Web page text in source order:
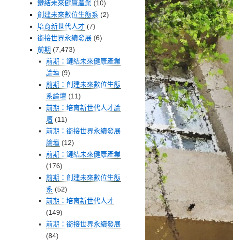
鏈結未來健康產業 (10)
創建未來數位生態系 (2)
培育新世代人才 (7)
銜接世界永續發展 (6)
前期 (7,473)
前期：鏈結未來健康產業
論壇 (9)
前期：創建未來數位生態
系論壇 (11)
前期：培育新世代人才論
壇 (11)
前期：銜接世界永續發展
論壇 (12)
前期：鏈結未來健康產業
(176)
前期：創建未來數位生態
系 (52)
前期：培育新世代人才
(149)
前期：銜接世界永續發展
(84)